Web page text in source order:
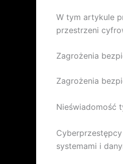
W tym artykule
przestrzeni
Zagrożenia
Zagrożenia
Nieświadomość
systemami i